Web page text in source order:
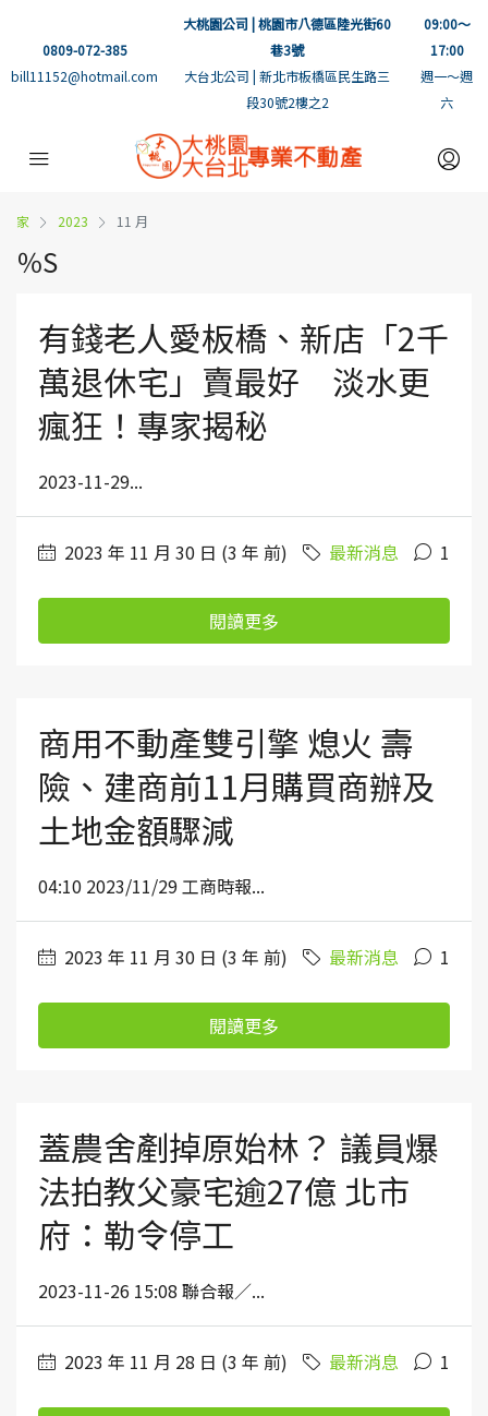
0809-072-385
bill11152@hotmail.com
大桃園公司 | 桃園市八德區陸光街60
巷3號
大台北公司 | 新北市板橋區民生路三
段30號2樓之2
09:00～
17:00
週一～週
六
家 2023 11 月
％S
有錢老人愛板橋、新店「2千
萬退休宅」賣最好 淡水更
瘋狂！專家揭秘
2023-11-29...
2023 年 11 月 30 日 (3 年 前) 最新消息 1
閱讀更多
商用不動產雙引擎 熄火 壽
險、建商前11月購買商辦及
土地金額驟減
04:10 2023/11/29 工商時報...
2023 年 11 月 30 日 (3 年 前) 最新消息 1
閱讀更多
蓋農舍剷掉原始林？ 議員爆
法拍教父豪宅逾27億 北市
府：勒令停工
2023-11-26 15:08 聯合報／...
2023 年 11 月 28 日 (3 年 前) 最新消息 1